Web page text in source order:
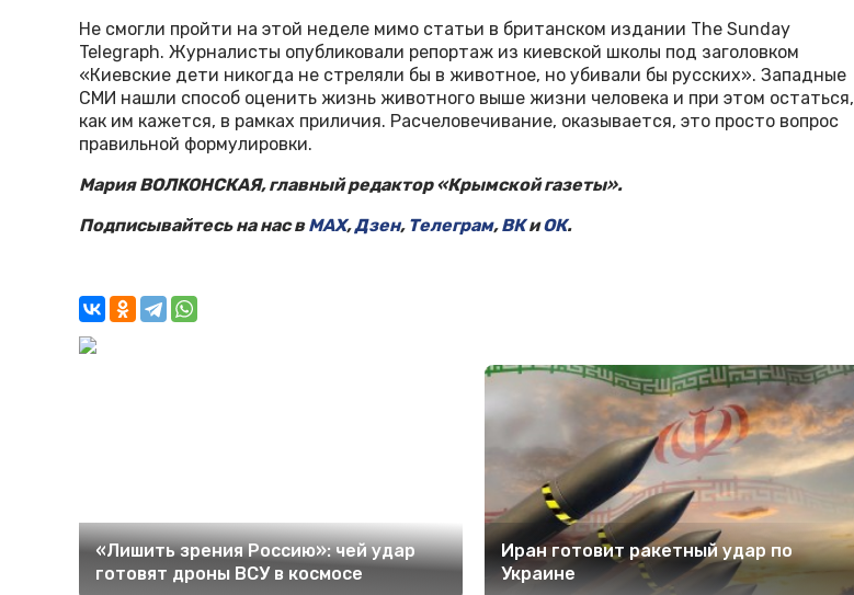
Не смогли пройти на этой неделе мимо статьи в британском издании The Sunday
Telegraph. Журналисты опубликовали репортаж из киевской школы под заголовком
«Киевские дети никогда не стреляли бы в животное, но убивали бы русских». Западные
СМИ нашли способ оценить жизнь животного выше жизни человека и при этом остаться,
как им кажется, в рамках приличия. Расчеловечивание, оказывается, это просто вопрос
правильной формулировки.
Мария ВОЛКОНСКАЯ, главный редактор «Крымской газеты».
Подписывайтесь на нас вMAX,Дзен, Телеграм,ВКиОК.
«Лишить зрения Россию»: чей удар
готовят дроны ВСУ в космосе
Иран готовит ракетный удар по
Украине